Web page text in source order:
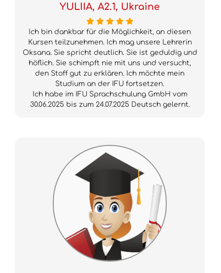
YULIIA, A2.1, Ukraine
Ich bin dankbar für die Möglichkeit, an diesen
Kursen teilzunehmen. Ich mag unsere Lehrerin
Oksana. Sie spricht deutlich. Sie ist geduldig und
höflich. Sie schimpft nie mit uns und versucht,
den Stoff gut zu erklären. Ich möchte mein
Studium an der IFU fortsetzen.
Ich habe im IFU Sprachschulung GmbH vom
30.06.2025 bis zum 24.07.2025 Deutsch gelernt.